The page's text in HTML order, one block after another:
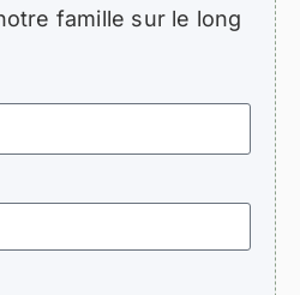
famille sur le long